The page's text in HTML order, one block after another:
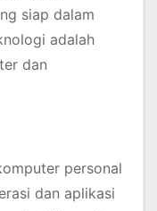
siap dalam
adalah
dan
personal
dan aplikasi